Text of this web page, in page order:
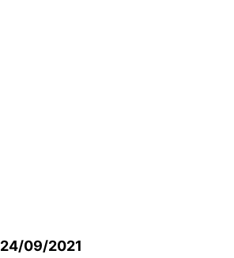
24/09/2021